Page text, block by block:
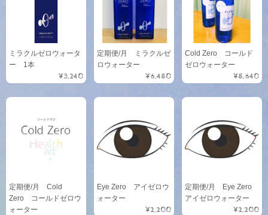
ミラクルゼロウォータ
ー 1本
¥3,240
定期便/月 ミラクルゼ
ロウォーター
¥6,480
Cold Zero コールド
ゼロウォーター
¥8,640
定期便/月 Cold
Zero コールドゼロウ
ォーター
Eye Zero アイゼロウ
ォーター
¥2,200
定期便/月 Eye Zero
アイゼロウォーター
¥2,200